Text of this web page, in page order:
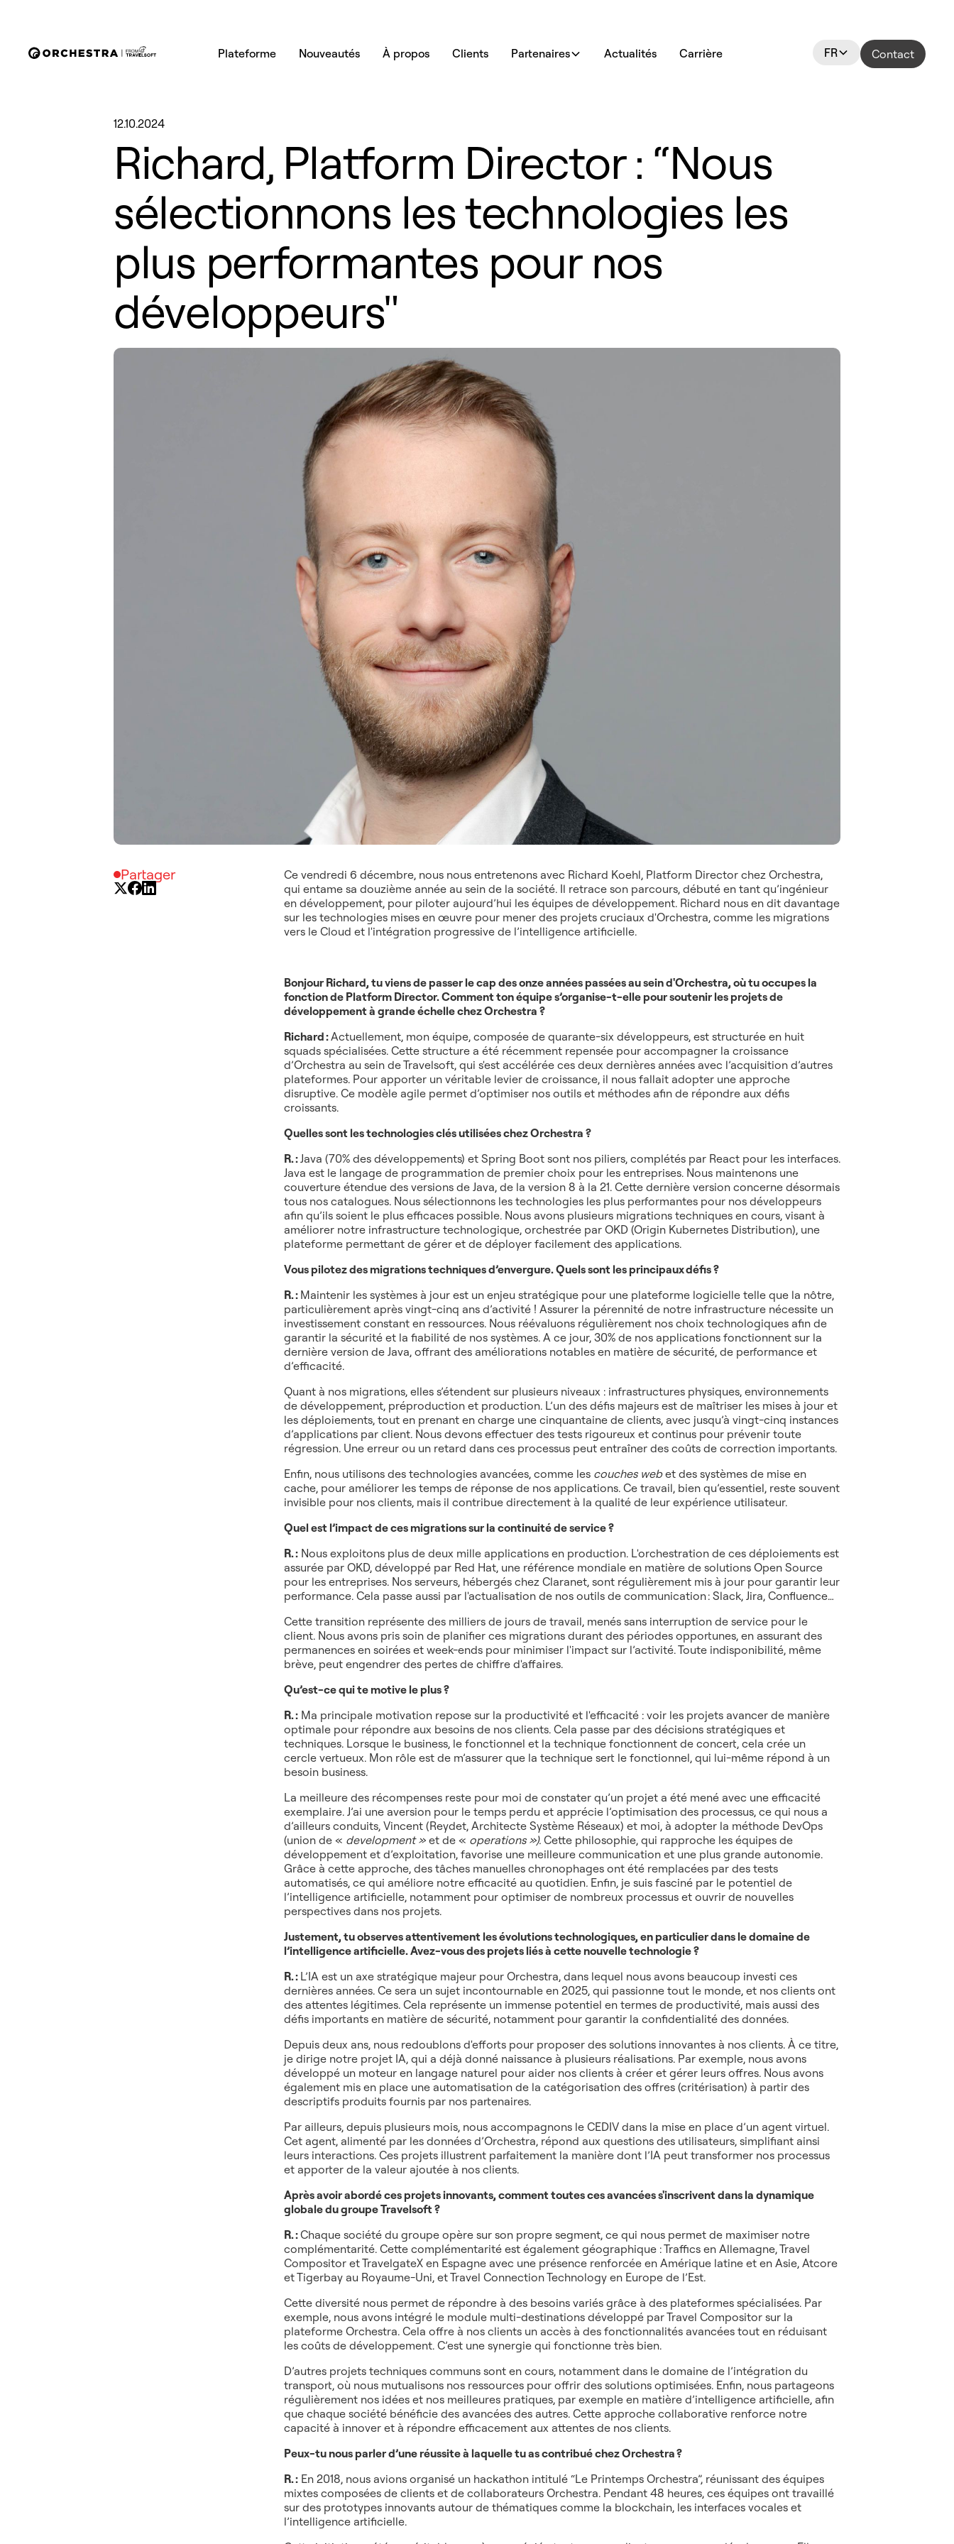
Plateforme Nouveautés À propos Clients Partenaires Actualités Carrière FR Contact
12.10.2024
Richard, Platform Director : “Nous
sélectionnons les technologies les
plus performantes pour nos
développeurs"
Partager
Ce vendredi 6 décembre, nous nous entretenons avec Richard Koehl, Platform Director chez Orchestra,
qui entame sa douzième année au sein de la société. Il retrace son parcours, débuté en tant qu’ingénieur
en développement, pour piloter aujourd’hui les équipes de développement. Richard nous en dit davantage
sur les technologies mises en œuvre pour mener des projets cruciaux d'Orchestra, comme les migrations
vers le Cloud et l'intégration progressive de l’intelligence artificielle.
Bonjour Richard, tu viens de passer le cap des onze années passées au sein d'Orchestra, où tu occupes la
fonction de Platform Director. Comment ton équipe s’organise-t-elle pour soutenir les projets de
développement à grande échelle chez Orchestra ?
Richard :Actuellement, mon équipe, composée de quarante-six développeurs, est structurée en huit
squads spécialisées. Cette structure a été récemment repensée pour accompagner la croissance
d’Orchestra au sein de Travelsoft, qui s'est accélérée ces deux dernières années avec l’acquisition d’autres
plateformes. Pour apporter un véritable levier de croissance, il nous fallait adopter une approche
disruptive. Ce modèle agile permet d’optimiser nos outils et méthodes afin de répondre aux défis
croissants.
Quelles sont les technologies clés utilisées chez Orchestra ?
R. :Java (70% des développements) et Spring Boot sont nos piliers, complétés par React pour les interfaces.
Java est le langage de programmation de premier choix pour les entreprises. Nous maintenons une
couverture étendue des versions de Java, de la version 8 à la 21. Cette dernière version concerne désormais
tous nos catalogues. Nous sélectionnons les technologies les plus performantes pour nos développeurs
afin qu’ils soient le plus efficaces possible. Nous avons plusieurs migrations techniques en cours, visant à
améliorer notre infrastructure technologique, orchestrée par OKD (Origin Kubernetes Distribution), une
plateforme permettant de gérer et de déployer facilement des applications.
Vous pilotez des migrations techniques d’envergure. Quels sont les principaux défis ?
R. : Maintenir les systèmes à jour est un enjeu stratégique pour une plateforme logicielle telle que la nôtre,
particulièrement après vingt-cinq ans d’activité ! Assurer la pérennité de notre infrastructure nécessite un
investissement constant en ressources. Nous réévaluons régulièrement nos choix technologiques afin de
garantir la sécurité et la fiabilité de nos systèmes. A ce jour, 30% de nos applications fonctionnent sur la
dernière version de Java, offrant des améliorations notables en matière de sécurité, de performance et
d’efficacité.
Quant à nos migrations, elles s’étendent sur plusieurs niveaux : infrastructures physiques, environnements
de développement, préproduction et production. L’un des défis majeurs est de maîtriser les mises à jour et
les déploiements, tout en prenant en charge une cinquantaine de clients, avec jusqu’à vingt-cinq instances
d’applications par client. Nous devons effectuer des tests rigoureux et continus pour prévenir toute
régression. Une erreur ou un retard dans ces processus peut entraîner des coûts de correction importants.
Enfin, nous utilisons des technologies avancées, comme les couches webet des systèmes de mise en
cache, pour améliorer les temps de réponse de nos applications. Ce travail, bien qu’essentiel, reste souvent
invisible pour nos clients, mais il contribue directement à la qualité de leur expérience utilisateur.
Quel est l’impact de ces migrations sur la continuité de service ?
R. : Nous exploitons plus de deux mille applications en production. L'orchestration de ces déploiements est
assurée par OKD, développé par Red Hat, une référence mondiale en matière de solutions Open Source
pour les entreprises. Nos serveurs, hébergés chez Claranet, sont régulièrement mis à jour pour garantir leur
performance. Cela passe aussi par l'actualisation de nos outils de communication : Slack, Jira, Confluence…
Cette transition représente des milliers de jours de travail, menés sans interruption de service pour le
client. Nous avons pris soin de planifier ces migrations durant des périodes opportunes, en assurant des
permanences en soirées et week-ends pour minimiser l'impact sur l’activité. Toute indisponibilité, même
brève, peut engendrer des pertes de chiffre d'affaires.
Qu’est-ce qui te motive le plus ?
R. : Ma principale motivation repose sur la productivité et l'efficacité : voir les projets avancer de manière
optimale pour répondre aux besoins de nos clients. Cela passe par des décisions stratégiques et
techniques. Lorsque le business, le fonctionnel et la technique fonctionnent de concert, cela crée un
cercle vertueux. Mon rôle est de m’assurer que la technique sert le fonctionnel, qui lui-même répond à un
besoin business.
La meilleure des récompenses reste pour moi de constater qu’un projet a été mené avec une efficacité
exemplaire. J’ai une aversion pour le temps perdu et apprécie l’optimisation des processus, ce qui nous a
d’ailleurs conduits, Vincent (Reydet, Architecte Système Réseaux) et moi, à adopter la méthode DevOps
(union de « development » et de « operations »). Cette philosophie, qui rapproche les équipes de
développement et d’exploitation, favorise une meilleure communication et une plus grande autonomie.
Grâce à cette approche, des tâches manuelles chronophages ont été remplacées par des tests
automatisés, ce qui améliore notre efficacité au quotidien. Enfin, je suis fasciné par le potentiel de
l’intelligence artificielle, notamment pour optimiser de nombreux processus et ouvrir de nouvelles
perspectives dans nos projets.
Justement, tu observes attentivement les évolutions technologiques, en particulier dans le domaine de
l’intelligence artificielle. Avez-vous des projets liés à cette nouvelle technologie ?
R. : L’IA est un axe stratégique majeur pour Orchestra, dans lequel nous avons beaucoup investi ces
dernières années. Ce sera un sujet incontournable en 2025, qui passionne tout le monde, et nos clients ont
des attentes légitimes. Cela représente un immense potentiel en termes de productivité, mais aussi des
défis importants en matière de sécurité, notamment pour garantir la confidentialité des données.
Depuis deux ans, nous redoublons d'efforts pour proposer des solutions innovantes à nos clients. À ce titre,
je dirige notre projet IA, qui a déjà donné naissance à plusieurs réalisations. Par exemple, nous avons
développé un moteur en langage naturel pour aider nos clients à créer et gérer leurs offres. Nous avons
également mis en place une automatisation de la catégorisation des offres (critérisation) à partir des
descriptifs produits fournis par nos partenaires.
Par ailleurs, depuis plusieurs mois, nous accompagnons le CEDIV dans la mise en place d’un agent virtuel.
Cet agent, alimenté par les données d’Orchestra, répond aux questions des utilisateurs, simplifiant ainsi
leurs interactions. Ces projets illustrent parfaitement la manière dont l’IA peut transformer nos processus
et apporter de la valeur ajoutée à nos clients.
Après avoir abordé ces projets innovants, comment toutes ces avancées s'inscrivent dans la dynamique
globale du groupe Travelsoft ?
R. :Chaque société du groupe opère sur son propre segment, ce qui nous permet de maximiser notre
complémentarité. Cette complémentarité est également géographique : Traffics en Allemagne, Travel
Compositor et TravelgateX en Espagne avec une présence renforcée en Amérique latine et en Asie, Atcore
et Tigerbay au Royaume-Uni, et Travel Connection Technology en Europe de l’Est.
Cette diversité nous permet de répondre à des besoins variés grâce à des plateformes spécialisées. Par
exemple, nous avons intégré le module multi-destinations développé par Travel Compositor sur la
plateforme Orchestra. Cela offre à nos clients un accès à des fonctionnalités avancées tout en réduisant
les coûts de développement. C’est une synergie qui fonctionne très bien.
D’autres projets techniques communs sont en cours, notamment dans le domaine de l’intégration du
transport, où nous mutualisons nos ressources pour offrir des solutions optimisées. Enfin, nous partageons
régulièrement nos idées et nos meilleures pratiques, par exemple en matière d’intelligence artificielle, afin
que chaque société bénéficie des avancées des autres. Cette approche collaborative renforce notre
capacité à innover et à répondre efficacement aux attentes de nos clients.
Peux-tu nous parler d’une réussite à laquelle tu as contribué chez Orchestra ?
R. : En 2018, nous avions organisé un hackathon intitulé “Le Printemps Orchestra”, réunissant des équipes
mixtes composées de clients et de collaborateurs Orchestra. Pendant 48 heures, ces équipes ont travaillé
sur des prototypes innovants autour de thématiques comme la blockchain, les interfaces vocales et
l’intelligence artificielle.